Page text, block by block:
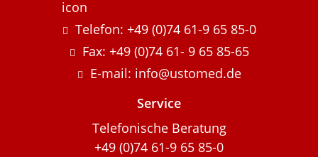
Telefon: +49 (0)74 61-9 65 85-0
Fax: +49 (0)74 61- 9 65 85-65
E-mail: info@ustomed.de
Service
Telefonische Beratung
+49 (0)74 61-9 65 85-0